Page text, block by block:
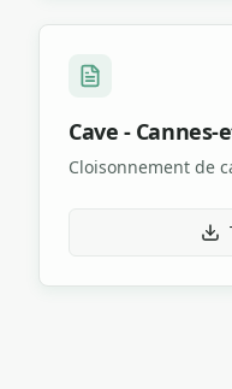
Cave - Cannes-
Cloisonnement de